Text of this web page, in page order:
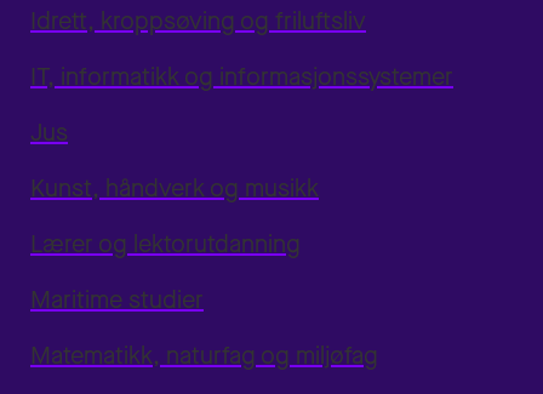
Idrett, kroppsøving og friluftsliv
IT, informatikk og informasjonssystemer
Jus
Kunst, håndverk og musikk
Lærer og lektorutdanning
Maritime studier
Matematikk, naturfag og miljøfag